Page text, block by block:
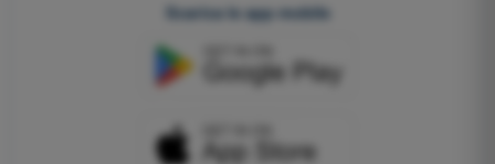
Scarica le app mobile